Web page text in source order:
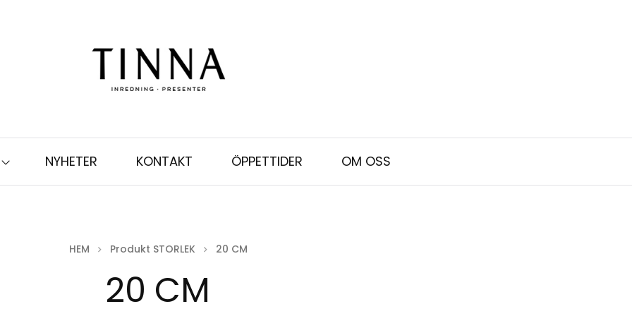
NYHETER KONTAKT ÖPPETTIDER OM OSS
HEM Produkt STORLEK 20 CM
20 CM